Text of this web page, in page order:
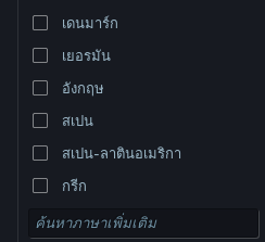
เดนมาร์ก
เยอรมัน
อังกฤษ
สเปน
สเปน-ลาตินอเมริกา
กรีก